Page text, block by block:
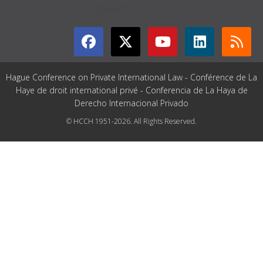
Hague Conference on Private International Law - Conférence de La
Haye de droit international privé - Conferencia de La Haya de
Derecho Internacional Privado
© HCCH 1951-2026. All Rights Reserved.